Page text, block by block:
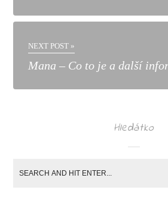
NEXT POST »
Mana – Co to je a další
Hledátko